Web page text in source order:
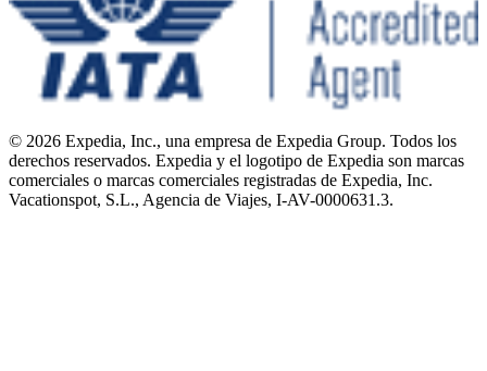
© 2026 Expedia, Inc., una empresa de Expedia Group. Todos los
derechos reservados. Expedia y el logotipo de Expedia son marcas
comerciales o marcas comerciales registradas de Expedia, Inc.
Vacationspot, S.L., Agencia de Viajes, I-AV-0000631.3.